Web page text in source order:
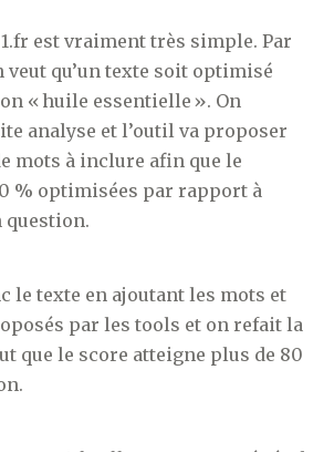
est vraiment très simple. Par
veut qu’un texte soit optimisé
« huile essentielle ». On
analyse et l’outil va proposer
mots à inclure afin que le
% optimisées par rapport à
question.
le texte en ajoutant les mots et
par les tools et on refait la
que le score atteigne plus de 80